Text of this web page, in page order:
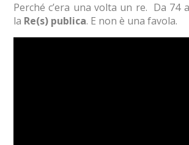
Perché c’era una volta un re. Da 74
la Re(s) publica. E non è una favola.